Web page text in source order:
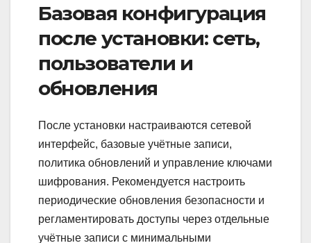
Базовая конфигурация
после установки: сеть,
пользователи и
обновления
После установки настраиваются сетевой
интерфейс, базовые учётные записи,
политика обновлений и управление ключами
шифрования. Рекомендуется настроить
периодические обновления безопасности и
регламентировать доступы через отдельные
учётные записи с минимальными